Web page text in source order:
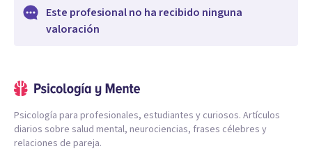
Este profesional no ha recibido ninguna
valoración
Psicología para profesionales, estudiantes y curiosos. Artículos
diarios sobre salud mental, neurociencias, frases célebres y
relaciones de pareja.